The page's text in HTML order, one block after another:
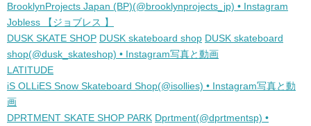
BrooklynProjects Japan (BP)(@brooklynprojects_jp) • Instagram
Jobless 【ジョブレス 】
DUSK SKATE SHOP DUSK skateboard shop DUSK skateboard
shop(@dusk_skateshop) • Instagram写真と動画
LATITUDE
iS OLLiES Snow Skateboard Shop(@isollies) • Instagram写真と動
画
DPRTMENT SKATE SHOP PARK Dprtment(@dprtmentsp) •